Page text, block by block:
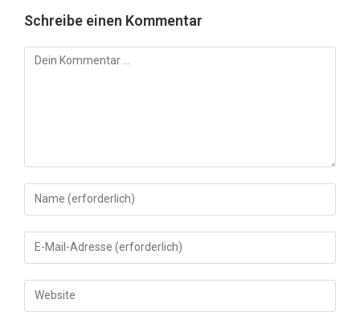
Schreibe einen Kommentar
Kommentar
Gib
deinen
Namen
oder
zum
Kommentieren
Gib
deine
E-
Mail-
Gib
deine